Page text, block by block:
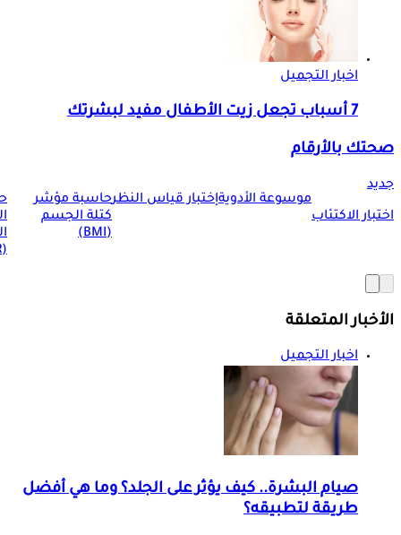
اخبار التجميل
7 أسباب تجعل زيت الأطفال مفيد لبشرتك
صحتك بالأرقام
جديد
اختبار الاكتئاب
موسوعة الأدويةإختبار قياس النظرحاسبة مؤشر
كتلة الجسم
(BMI)
(BMR)
الأخبار المتعلقة
اخبار التجميل
صيام البشرة.. كيف يؤثر على الجلد؟ وما هي أفضل
طريقة لتطبيقه؟